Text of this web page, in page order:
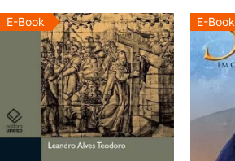
E-Book E-Book